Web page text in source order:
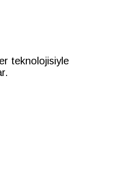
teknolojisiyle